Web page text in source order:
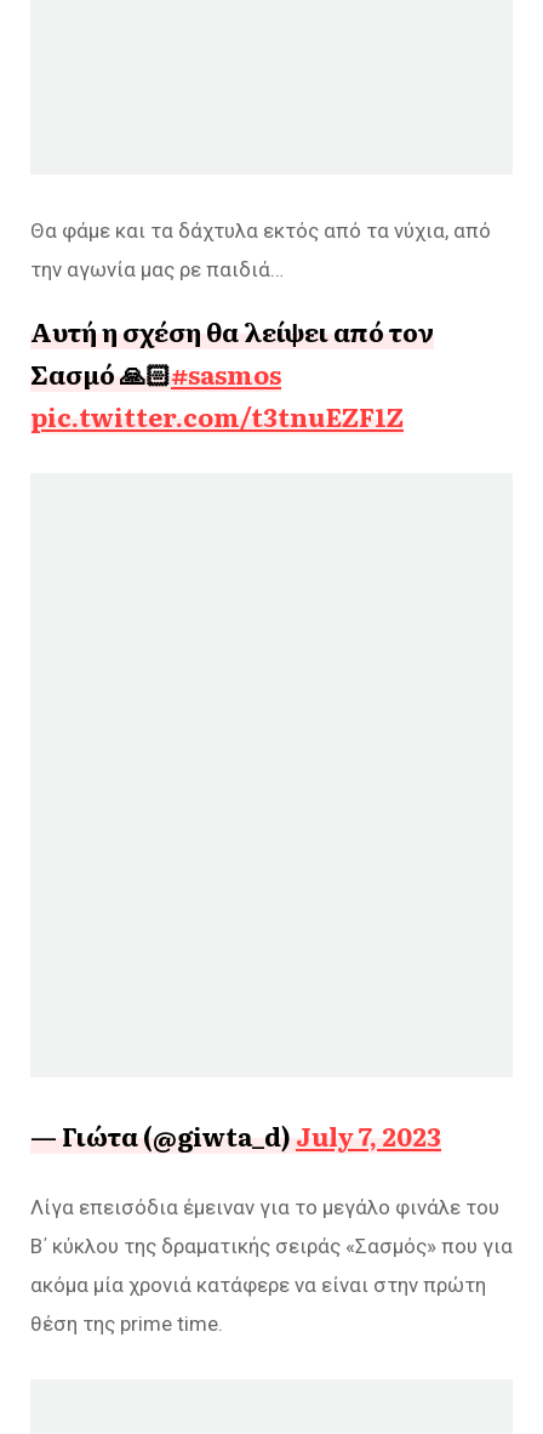
Θα φάμε και τα δάχτυλα εκτός από τα νύχια, από
την αγωνία μας ρε παιδιά…
Αυτή η σχέση θα λείψει από τον
Σασμό 🙏🏻#sasmos
pic.twitter.com/t3tnuEZF1Z
— Γιώτα (@giwta_d)July 7, 2023
Λίγα επεισόδια έμειναν για το μεγάλο φινάλε του
Β΄ κύκλου της δραματικής σειράς «Σασμός» που για
ακόμα μία χρονιά κατάφερε να είναι στην πρώτη
θέση της prime time.